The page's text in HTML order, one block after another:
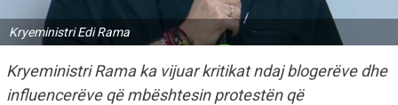
Kryeministri Edi Rama
Kryeministri Rama ka vijuar kritikat ndaj blogerëve dhe
influencerëve që mbështesin protestën që